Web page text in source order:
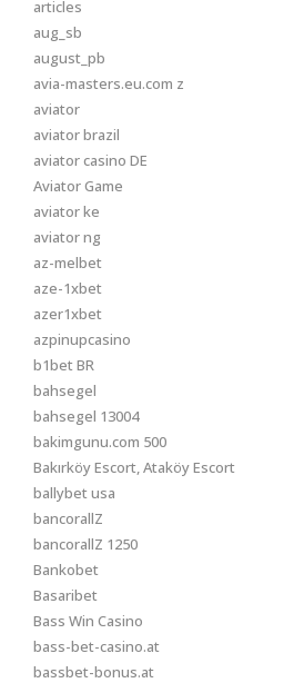
articles
aug_sb
august_pb
avia-masters.eu.com z
aviator
aviator brazil
aviator casino DE
Aviator Game
aviator ke
aviator ng
az-melbet
aze-1xbet
azer1xbet
azpinupcasino
b1bet BR
bahsegel
bahsegel 13004
bakimgunu.com 500
Bakırköy Escort, Ataköy Escort
ballybet usa
bancorallZ
bancorallZ 1250
Bankobet
Basaribet
Bass Win Casino
bass-bet-casino.at
bassbet-bonus.at